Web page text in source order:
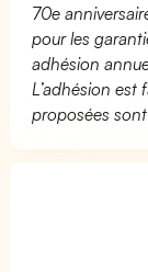
70e
pour les
adhésion
L’adhésion est
proposées